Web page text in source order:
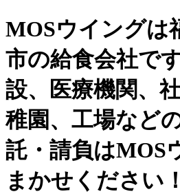
MOSウイングは
市の給食会社で
設、医療機関、
稚園、工場など
託・請負はMOS
まかせください！